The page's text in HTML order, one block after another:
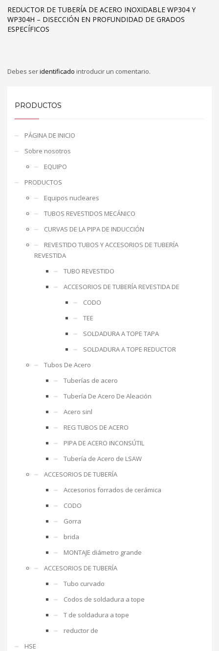
REDUCTOR DE TUBERÍA DE ACERO INOXIDABLE WP304 Y
WP304H – DISECCIÓN EN PROFUNDIDAD DE GRADOS
ESPECÍFICOS
Debes seridentificado introducir un comentario.
PRODUCTOS
PÁGINA DE INICIO
Sobre nosotros
EQUIPO
PRODUCTOS
Equipos nucleares
TUBOS REVESTIDOS MECÁNICO
CURVAS DE LA PIPA DE INDUCCIÓN
REVESTIDO TUBOS Y ACCESORIOS DE TUBERÍA
REVESTIDA
TUBO REVESTIDO
ACCESORIOS DE TUBERÍA REVESTIDA DE
CODO
TEE
SOLDADURA A TOPE TAPA
SOLDADURA A TOPE REDUCTOR
Tubos De Acero
Tuberías de acero
Tubería De Acero De Aleación
Acero sinl
REG TUBOS DE ACERO
PIPA DE ACERO INCONSÚTIL
Tubería de Acero de LSAW
ACCESORIOS DE TUBERÍA
Accesorios forrados de cerámica
CODO
Gorra
brida
MONTAJE diámetro grande
ACCESORIOS DE TUBERÍA
Tubo curvado
Codos de soldadura a tope
T de soldadura a tope
reductor de
HSE